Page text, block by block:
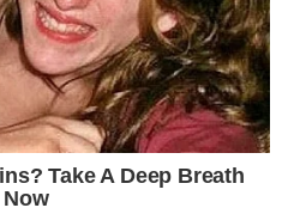
з друзями на Facebook!